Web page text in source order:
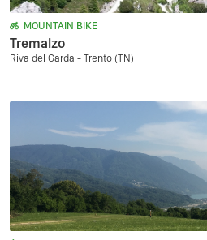
MOUNTAIN BIKE
Tremalzo
Riva del Garda - Trento (TN)